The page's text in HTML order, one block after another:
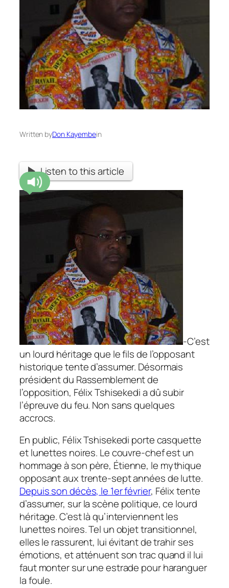
Written byDon Kayembein
Listen to this article
-C’est
un lourd héritage que le fils de l’opposant
historique tente d’assumer. Désormais
président du Rassemblement de
l’opposition, Félix Tshisekedi a dû subir
l’épreuve du feu. Non sans quelques
accrocs.
En public, Félix Tshisekedi porte casquette
et lunettes noires. Le couvre-chef est un
hommage à son père, Étienne, le mythique
opposant aux trente-sept années de lutte.
Depuis son décès, le 1er février, Félix tente
d’assumer, sur la scène politique, ce lourd
héritage. C’est là qu’interviennent les
lunettes noires. Tel un objet transitionnel,
elles le rassurent, lui évitant de trahir ses
émotions, et atténuent son trac quand il lui
faut monter sur une estrade pour haranguer
la foule.